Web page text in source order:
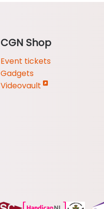
CGN Shop
Event tickets
Gadgets
Videovault